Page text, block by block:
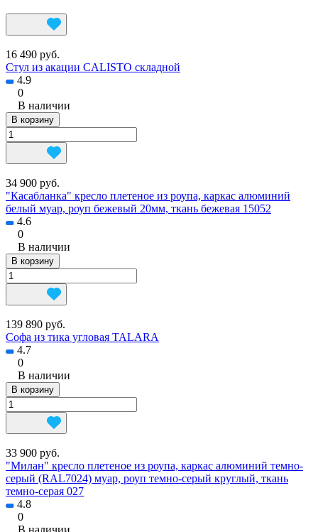
16 490 руб.
Стул из акации CALISTO складной
4.9
0
В наличии
В корзину
34 900 руб.
"Касабланка" кресло плетеное из роупа, каркас алюминий
белый муар, роуп бежевый 20мм, ткань бежевая 15052
4.6
0
В наличии
В корзину
139 890 руб.
Софа из тика угловая TALARA
4.7
0
В наличии
В корзину
33 900 руб.
"Милан" кресло плетеное из роупа, каркас алюминий темно-
серый (RAL7024) муар, роуп темно-серый круглый, ткань
темно-серая 027
4.8
0
В наличии